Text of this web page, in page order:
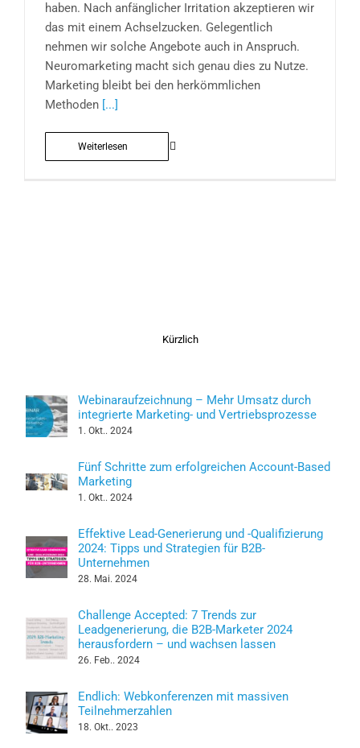
haben. Nach anfänglicher Irritation akzeptieren wir
das mit einem Achselzucken. Gelegentlich
nehmen wir solche Angebote auch in Anspruch.
Neuromarketing macht sich genau dies zu Nutze.
Marketing bleibt bei den herkömmlichen
Methoden [...]
Weiterlesen
Kürzlich
Webinaraufzeichnung – Mehr Umsatz durch
integrierte Marketing- und Vertriebsprozesse
1. Okt.. 2024
Fünf Schritte zum erfolgreichen Account-Based
Marketing
1. Okt.. 2024
Effektive Lead-Generierung und -Qualifizierung
2024: Tipps und Strategien für B2B-
Unternehmen
28. Mai. 2024
Challenge Accepted: 7 Trends zur
Leadgenerierung, die B2B-Marketer 2024
herausfordern – und wachsen lassen
26. Feb.. 2024
Endlich: Webkonferenzen mit massiven
Teilnehmerzahlen
18. Okt.. 2023